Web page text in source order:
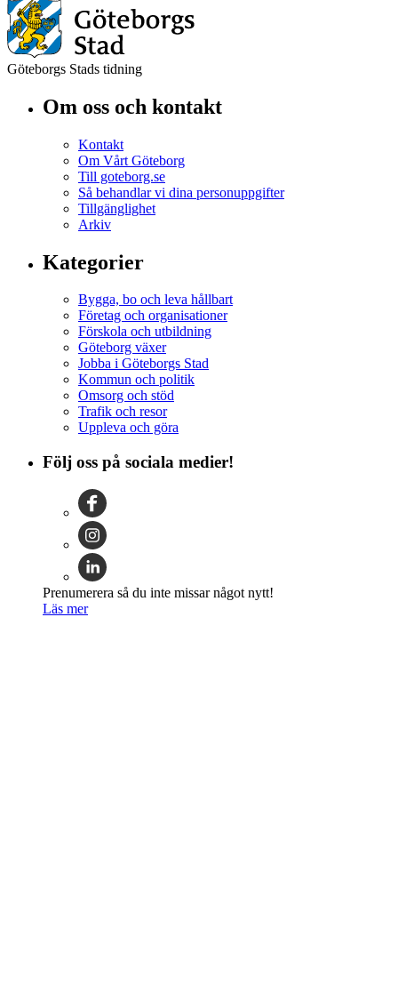
Göteborgs Stads tidning
Om oss och kontakt
Kontakt
Om Vårt Göteborg
Till goteborg.se
Så behandlar vi dina personuppgifter
Tillgänglighet
Arkiv
Kategorier
Bygga, bo och leva hållbart
Företag och organisationer
Förskola och utbildning
Göteborg växer
Jobba i Göteborgs Stad
Kommun och politik
Omsorg och stöd
Trafik och resor
Uppleva och göra
Följ oss på sociala medier!
Prenumerera så du inte missar något nytt!
Läs mer